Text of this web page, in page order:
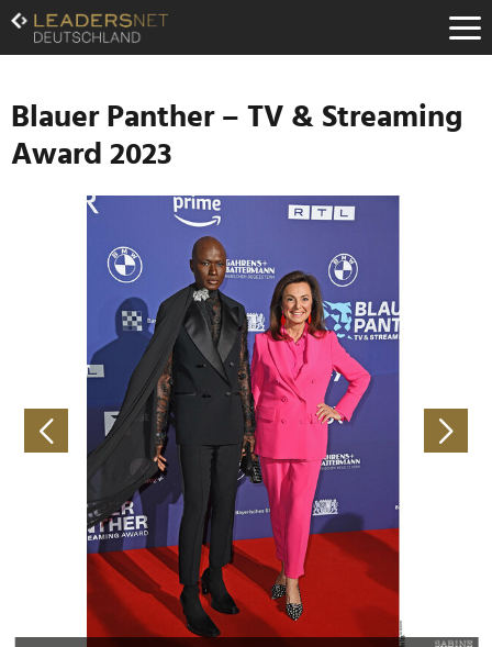
Zum
Inhalt
Zur
Navigation
Zur
Hauptnavigation
Blauer Panther – TV & Streaming
Award 2023